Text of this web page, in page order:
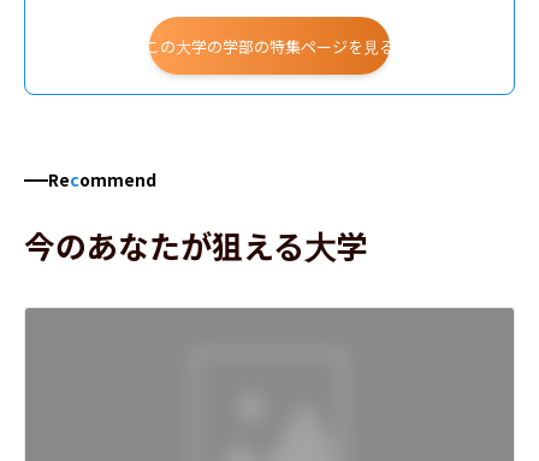
この大学の学部の特集ページを見る
Recommend
今のあなたが狙える大学